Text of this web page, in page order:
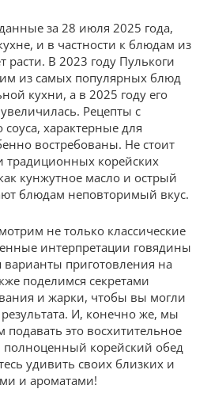
за 28 июля 2025 года,
и в частности к блюдам из
расти. В 2023 году Пулькоги
из самых популярных блюд
кухни, а в 2025 году его
Рецепты с
характерные для
востребованы. Не стоит
традиционных корейских
кунжутное масло и острый
блюдам неповторимый вкус.
не только классические
интерпретации говядины
приготовления на
поделимся секретами
и жарки, чтобы вы могли
И, конечно же, мы
подавать это восхитительное
полноценный корейский обед
удивить своих близких и
и ароматами!